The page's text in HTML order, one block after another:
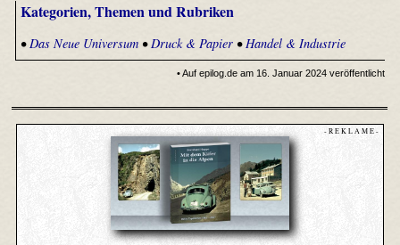
Kategorien, Themen und Rubriken
• Das Neue Universum• Druck & Papier• Handel & Industrie
• Auf epilog.de am 16. Januar 2024 veröffentlicht
- R E K L A M E -